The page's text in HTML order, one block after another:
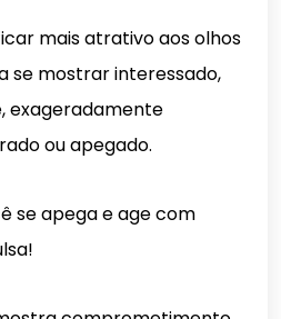
mais atrativo aos olhos
se mostrar interessado,
exageradamente
ou apegado.
se apega e age com